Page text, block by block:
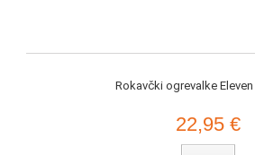
Rokavčki ogrevalke Eleven
22,95 €